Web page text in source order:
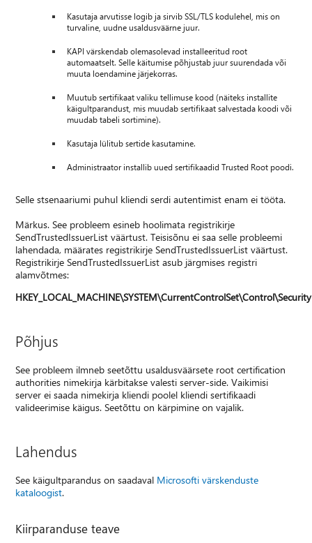
Kasutaja arvutisse logib ja sirvib SSL/TLS kodulehel, mis on
turvaline, uudne usaldusväärne juur.
KAPI värskendab olemasolevad installeeritud root
automaatselt. Selle käitumise põhjustab juur suurendada või
muuta loendamine järjekorras.
Muutub sertifikaat valiku tellimuse kood (näiteks installite
käigultparandust, mis muudab sertifikaat salvestada koodi või
muudab tabeli sortimine).
Kasutaja lülitub sertide kasutamine.
Administraator installib uued sertifikaadid Trusted Root poodi.
Selle stsenaariumi puhul kliendi serdi autentimist enam ei tööta.
Märkus. See probleem esineb hoolimata registrikirje
SendTrustedIssuerList väärtust. Teisisõnu ei saa selle probleemi
lahendada, määrates registrikirje SendTrustedIssuerList väärtust.
Registrikirje SendTrustedIssuerList asub järgmises registri
alamvõtmes:
Põhjus
See probleem ilmneb seetõttu usaldusväärsete root certification
authorities nimekirja kärbitakse valesti server-side. Vaikimisi
server ei saada nimekirja kliendi poolel kliendi sertifikaadi
valideerimise käigus. Seetõttu on kärpimine on vajalik.
Lahendus
See käigultparandus on saadaval Microsofti värskenduste
kataloogist.
Kiirparanduse teave